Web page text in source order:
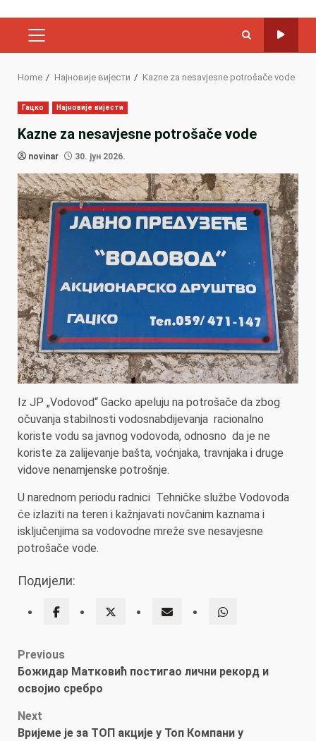
PRIMARY
Home Најновије вијести Kazne za nesavjesne potrošače vode
Гацко Најновије вијести
Kazne za nesavjesne potrošače vode
novinar 30. јун 2026.
Iz JP „Vodovod“ Gacko apeluju na potrošače da zbog
očuvanja stabilnosti vodosnabdijevanja racionalno
koriste vodu sa javnog vodovoda, odnosno da je ne
koriste za zalijevanje bašta, voćnjaka, travnjaka i druge
vidove nenamjenske potrošnje.
U narednom periodu radnici Tehničke službe Vodovoda
će izlaziti na teren i kažnjavati novčanim kaznama i
isključenjima sa vodovodne mreže sve nesavjesne
potrošače vode.
Подијели:
Post
navigation
Previous
Божидар Матковић постигао лични рекорд и
освојио сребро
Next
Вријеме је за ТОП акције у Топ Компани у